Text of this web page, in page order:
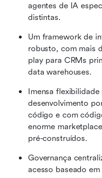
agentes de IA
distintas.
Um framework de
robusto, com mais
play para CRMs
data warehouses.
Imensa
desenvolvimento
código e com
enorme
pré-construídos.
Governança
acesso baseado